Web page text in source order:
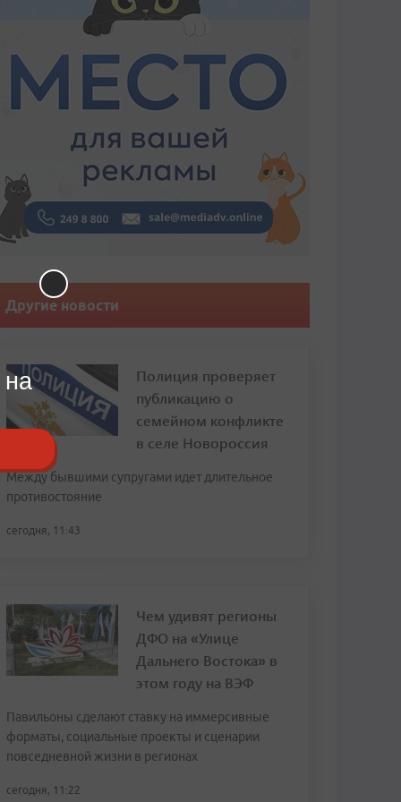
Другие новости
Полиция проверяет
публикацию о
семейном конфликте
в селе Новороссия
Между бывшими супругами идет длительное
противостояние
сегодня, 11:43
Чем удивят регионы
ДФО на «Улице
Дальнего Востока» в
этом году на ВЭФ
Павильоны сделают ставку на иммерсивные
форматы, социальные проекты и сценарии
повседневной жизни в регионах
сегодня, 11:22